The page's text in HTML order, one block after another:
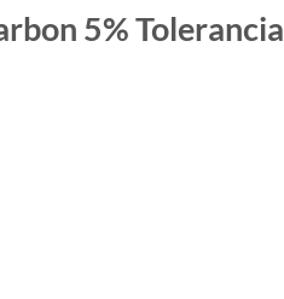
5% Tolerancia